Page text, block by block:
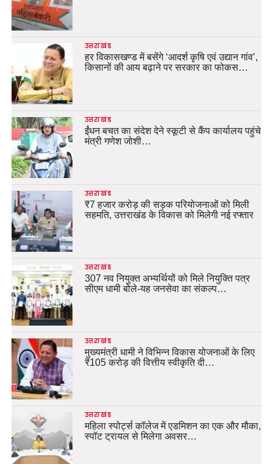
उत्तराखंड
हर विकासखण्ड में बसेंगे ‘आदर्श कृषि एवं उद्यान गांव’,
किसानों की आय बढ़ाने पर सरकार का फोकस…
उत्तराखंड
ईंधन बचत का संदेश देने स्कूटी से कैंप कार्यालय पहुंचे
मंत्री गणेश जोशी…
उत्तराखंड
₹7 हजार करोड़ की सड़क परियोजनाओं को मिली
सहमति, उत्तराखंड के विकास को मिलेगी नई रफ्तार
उत्तराखंड
307 नव नियुक्त अभ्यर्थियों को मिले नियुक्ति पत्र
सीएम धामी बोले-यह जनसेवा का संकल्प…
उत्तराखंड
मुख्यमंत्री धामी ने विभिन्न विकास योजनाओं के लिए
₹105 करोड़ की वित्तीय स्वीकृति दी…
उत्तराखंड
महिला स्पोर्ट्स कॉलेज में एडमिशन का एक और मौका,
स्पॉट ट्रायल से मिलेगा अवसर…